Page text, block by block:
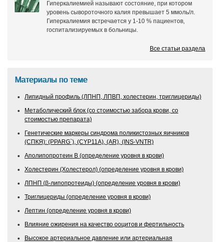
Гиперкалиемией называют состояние, при котором
уровень сывороточного калия превышает 5 ммоль/л.
Гиперкалиемия встречается у 1-10 % пациентов,
госпитализируемых в больницы.
Все статьи раздела
Материалы по теме
Липидный профиль (ЛПНП, ЛПВП, холестерин, триглицериды)
Метаболический блок (со стоимостью забора крови, со
стоимостью препарата)
Генетические маркеры синдрома поликистозных яичников
(СПКЯ): (PPARG`), (CYP11A), (AR), (INS-VNTR)
Аполипопротеин В (определение уровня в крови)
Холестерин (Холестерол) (определение уровня в крови)
ЛПНП (β-липопротеиды) (определение уровня в крови)
Триглицериды (определение уровня в крови)
Лептин (определение уровня в крови)
Влияние ожирения на качество ооцитов и фертильность
Высокое артериальное давление или артериальная